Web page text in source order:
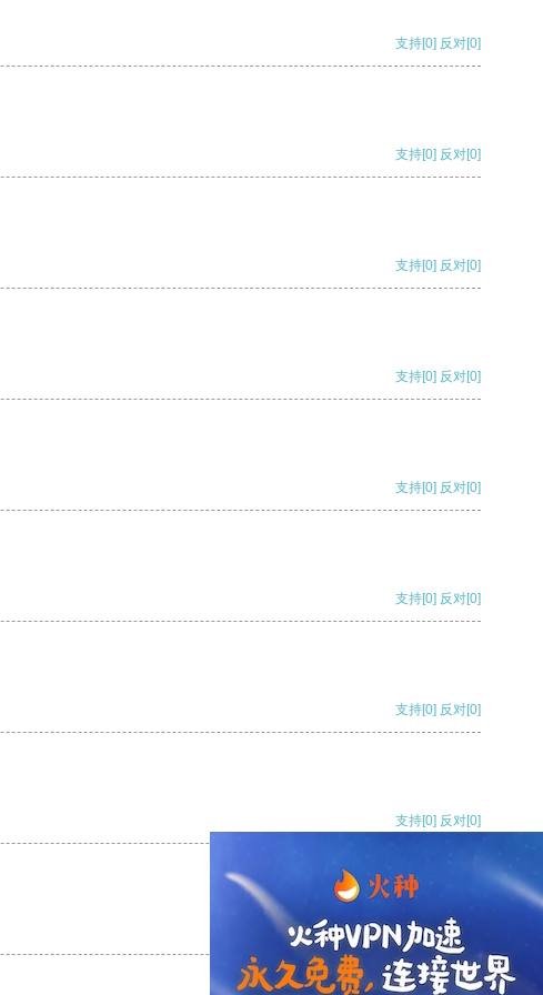
支持[0] 反对[0]
支持[0] 反对[0]
支持[0] 反对[0]
支持[0] 反对[0]
支持[0] 反对[0]
支持[0] 反对[0]
支持[0] 反对[0]
支持[0] 反对[0]
支持[0] 反对